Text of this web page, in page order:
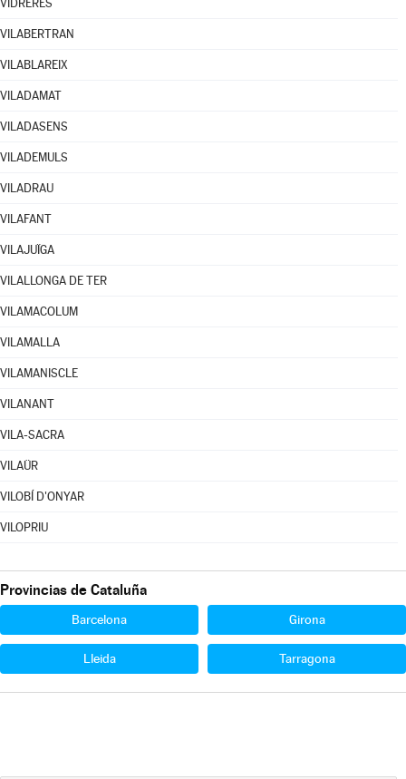
VIDRERES
VILABERTRAN
VILABLAREIX
VILADAMAT
VILADASENS
VILADEMULS
VILADRAU
VILAFANT
VILAJUÏGA
VILALLONGA DE TER
VILAMACOLUM
VILAMALLA
VILAMANISCLE
VILANANT
VILA-SACRA
VILAÜR
VILOBÍ D'ONYAR
VILOPRIU
Provincias de Cataluña
Barcelona Girona
Lleida Tarragona